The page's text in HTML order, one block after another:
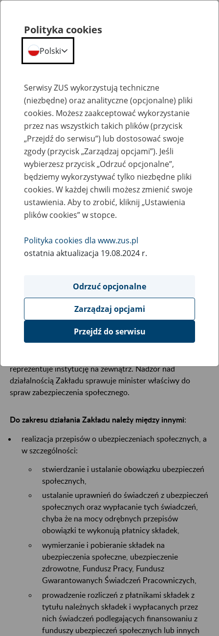
Finanse
Zakład Ubezpieczeń Społecznych
kwietnia
2022
Zakład Ubezpieczeń Społecznych (Zakład)
rozporządzenia Prezydenta RP Ignacego Mościckiego. Od
tego czasu jest najważniejszą instytucją polskiego systemu
ubezpieczeń społecznych. W obecnym kształcie, Zakład
działa na podstawie ustawy z dnia 13 października 1998
roku o systemie ubezpieczeń społecznych.
Działalnością Zakładu kieruje Prezes Zakładu, powołany
reprezentuje instytucję na zewnątrz. Nadzór nad
działalnością Zakładu sprawuje minister właściwy do
spraw zabezpieczenia społecznego.
Do zakresu działania Zakładu należy między innymi:
realizacja przepisów o ubezpieczeniach społecznych, a
w szczególności:
stwierdzanie i ustalanie obowiązku ubezpieczeń
społecznych,
ustalanie uprawnień do świadczeń z ubezpieczeń
społecznych oraz wypłacanie tych świadczeń,
chyba że na mocy odrębnych przepisów
obowiązki te wykonują płatnicy składek,
wymierzanie i pobieranie składek na
ubezpieczenia społeczne, ubezpieczenie
zdrowotne, Fundusz Pracy, Fundusz
Gwarantowanych Świadczeń Pracowniczych,
prowadzenie rozliczeń z płatnikami składek z
tytułu należnych składek i wypłacanych przez
nich świadczeń podlegających finansowaniu z
funduszy ubezpieczeń społecznych lub innych
Polityka cookies
Polski
Serwisy ZUS wykorzystują techniczne
(niezbędne) oraz analityczne (opcjonalne) pliki
cookies. Możesz zaakceptować wykorzystanie
przez nas wszystkich takich plików (przycisk
„Przejdź do serwisu”) lub dostosować swoje
zgody (przycisk „Zarządzaj opcjami”). Jeśli
wybierzesz przycisk „Odrzuć opcjonalne”,
będziemy wykorzystywać tylko niezbędne pliki
cookies. W każdej chwili możesz zmienić swoje
ustawienia. Aby to zrobić, kliknij „Ustawienia
plików cookies” w stopce.
Polityka cookies dla www.zus.pl
ostatnia aktualizacja 19.08.2024 r.
Odrzuć opcjonalne
Zarządzaj opcjami
Przejdź do serwisu